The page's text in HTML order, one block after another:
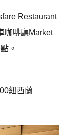
Restaurant
咖啡廳Market
。
紐西蘭